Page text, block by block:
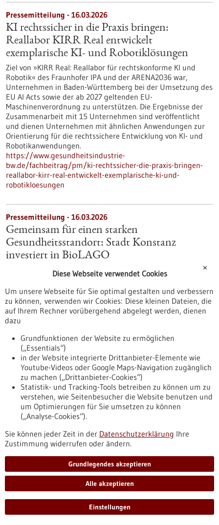
Pressemitteilung - 16.03.2026
KI rechtssicher in die Praxis bringen:
Reallabor KIRR Real entwickelt
exemplarische KI- und Robotiklösungen
Ziel von »KIRR Real: Reallabor für rechtskonforme KI und
Robotik« des Fraunhofer IPA und der ARENA2036 war,
Unternehmen in Baden-Württemberg bei der Umsetzung des
EU AI Acts sowie der ab 2027 geltenden EU-
Maschinenverordnung zu unterstützen. Die Ergebnisse der
Zusammenarbeit mit 15 Unternehmen sind veröffentlicht
und dienen Unternehmen mit ähnlichen Anwendungen zur
Orientierung für die rechtssichere Entwicklung von KI- und
Robotikanwendungen.
https://www.gesundheitsindustrie-
bw.de/fachbeitrag/pm/ki-rechtssicher-die-praxis-bringen-
reallabor-kirr-real-entwickelt-exemplarische-ki-und-
robotikloesungen
Pressemitteilung - 16.03.2026
Gemeinsam für einen starken
Gesundheitsstandort: Stadt Konstanz
investiert in BioLAGO
Der BioLAGO e.V. erhält von der Stadt Konstanz eine Beihilfe
in Höhe von 70.000 Euro für das Jahr 2026. Die erneute
Förderung unterstreicht das langjährige Vertrauen und die
enge, konstruktive Zusammenarbeit zwischen dem
Gesundheitsnetzwerk und der Stadt.
https://www.gesundheitsindustrie-
gesundheitsstandort-stadt-konstanz-investiert-biolago
Pressemitteilung - 12.03.2026
Wie Krebs-Immuntherapien das Herz
beeinflussen
Mit einer Fördersumme von 1,3 Mio Euro unterstützt die
Hector Stiftung ein interdisziplinäres Forschungsprojekt zu
den kardiologischen Nebenwirkungen sogenannter
Checkpoint‑Inhibitoren. Das Konsortium mit Partnern an der
Medizinischen Fakultät Heidelberg, am DKFZ, dem Max-
Delbrück Zentrum in Berlin und dem Universitätsklinikum
Schleswig-Holstein untersucht, warum diese
Krebstherapeutika das Risiko für die Koronare Herzkrankheit
https://www.gesundheitsindustrie-
bw.de/fachbeitrag/pm/wie-krebs-immuntherapien-das-herz-
beeinflussen
✕
Diese Webseite verwendet Cookies
Um unsere Webseite für Sie optimal gestalten und verbessern
zu können, verwenden wir Cookies: Diese kleinen Dateien, die
auf Ihrem Rechner vorübergehend abgelegt werden, dienen
dazu
Grundfunktionen der Website zu ermöglichen
(„Essentials“)
in der Website integrierte Drittanbieter-Elemente wie
Youtube-Videos oder Google Maps-Navigation zugänglich
zu machen („Drittanbieter-Cookies“)
Statistik- und Tracking-Tools betreiben zu können um zu
verstehen, wie Seitenbesucher die Website benutzen und
um Optimierungen für Sie umsetzen zu können
(„Analyse-Cookies“).
Sie können jeder Zeit in der Datenschutzerklärung Ihre
Zustimmung widerrufen oder ändern.
Grundlegendes akzeptieren
Alle akzeptieren
Einstellungen